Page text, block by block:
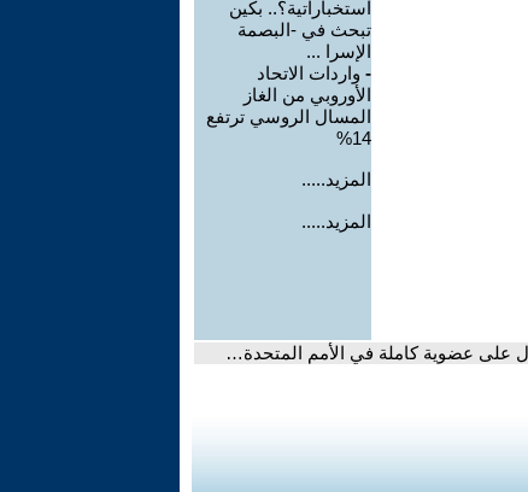
استخباراتية؟.. بكين
تبحث في -البصمة
الإسرا ...
- واردات الاتحاد
الأوروبي من الغاز
المسال الروسي ترتفع
14%
المزيد.....
المزيد.....
على عضوية كاملة في الأمم المتحدة…